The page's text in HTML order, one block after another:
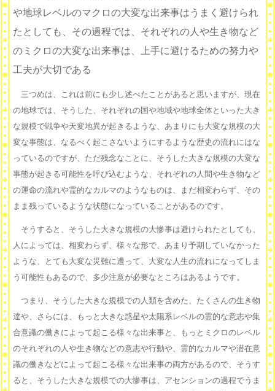
や地球レベルのマクロの大変な出来事はうまく避けられ
たとしても、その過程では、それぞれの人や生き物など
のミクロの大変な出来事は、上手に避けるための努力や
工夫が大切である
三つめは、これは前にも少し述べたことがあると思いますが、現在
の地球では、そうした、それぞれの国や地域や地球全体といった大き
な規模で戦争や天変地異が起きるような、あまりにも大変な規模の大
変な事態は、なるべく起こさないようにするような歴史の流れにはな
っているのですが、ただ残念なことに、そうした大きな規模の大変な
事態が起きる可能性を呼び込むような、それぞれの人間や生き物など
の運命の流れや霊的なカルマのようなものは、まだ相変わらず、その
まま残っているような状態になっていることがあるのです。
そうすると、そうした大きな規模の大惨事は避けられたとしても、
人によっては、相変わらず、様々な形で、あまり予期していなかった
ような、とても大変な災難に遭って、大変な人生の流れになってしま
う可能性もあるので、多少注意が必要なところはあるようです。
つまり、そうした大きな規模での人類を含めた、たくさんの生き物
達や、さらには、もっと大きな惑星や太陽系レベルの霊的な意志や集
合意識の働きによって起こる様々な出来事と、もっとミクロのレベル
のそれぞれの人や生き物などの意志や行動や、霊的なカルマや潜在意
識の働きなどによって起こる様々な出来事の両方があるので、そうす
ると、そうした大きな規模での大惨事は、アセンションの過程でうま